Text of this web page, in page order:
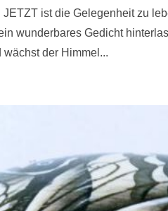
ist die Gelegenheit zu
wunderbares Gedicht
wächst der Himmel...